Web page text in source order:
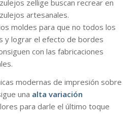
zellige buscan recrear en
artesanales.
moldes para que no todos los
y lograr el efecto de bordes
con las fabricaciones
modernas de impresión sobre
una alta variación
para darle el último toque